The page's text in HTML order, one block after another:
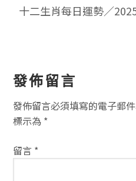
十二生肖每日運勢／
讀
者
互
動
方
發佈留言
發佈留言必須填寫的電子郵
標示為 *
留言 *